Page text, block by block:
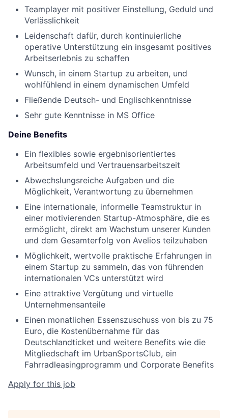
Teamplayer mit positiver Einstellung, Geduld und
Verlässlichkeit
Leidenschaft dafür, durch kontinuierliche
operative Unterstützung ein insgesamt positives
Arbeitserlebnis zu schaffen
Wunsch, in einem Startup zu arbeiten, und
wohlfühlend in einem dynamischen Umfeld
Fließende Deutsch- und Englischkenntnisse
Sehr gute Kenntnisse in MS Office
Deine Benefits
Ein flexibles sowie ergebnisorientiertes
Arbeitsumfeld und Vertrauensarbeitszeit
Abwechslungsreiche Aufgaben und die
Möglichkeit, Verantwortung zu übernehmen
Eine internationale, informelle Teamstruktur in
einer motivierenden Startup-Atmosphäre, die es
ermöglicht, direkt am Wachstum unserer Kunden
und dem Gesamterfolg von Avelios teilzuhaben
Möglichkeit, wertvolle praktische Erfahrungen in
einem Startup zu sammeln, das von führenden
internationalen VCs unterstützt wird
Eine attraktive Vergütung und virtuelle
Unternehmensanteile
Einen monatlichen Essenszuschuss von bis zu 75
Euro, die Kostenübernahme für das
Deutschlandticket und weitere Benefits wie die
Mitgliedschaft im UrbanSportsClub, ein
Fahrradleasingprogramm und Corporate Benefits
Apply for this job